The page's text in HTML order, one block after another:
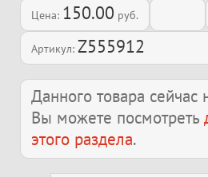
Цена: 150.00 руб.
Артикул: Z555912
Данного товара сейчас
Вы можете посмотреть
этого раздела.